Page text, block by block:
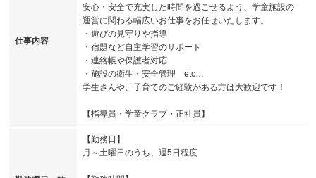
仕事内容
安心・安全で充実した時間を過ごせるよう、学童施設の
運営に関わる幅広いお仕事をお任せいたします。
・遊びの見守りや指導
・宿題など自主学習のサポート
・連絡帳や保護者対応
・施設の衛生・安全管理 etc…
学生さんや、子育てのご経験がある方は大歓迎です！
【指導員・学童クラブ・正社員】
【勤務日】
月～土曜日のうち、週5日程度